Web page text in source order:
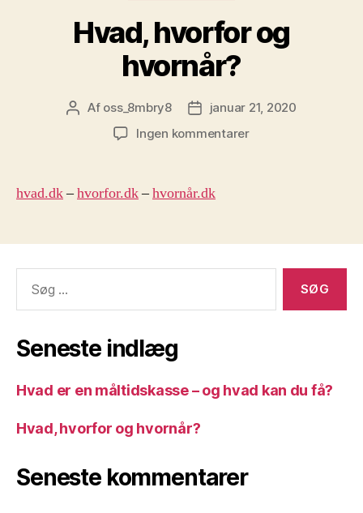
Hvad, hvorfor og
hvornår?
Indlægsforfatter
Af oss_8mbry8 Indlægsdato
januar 21, 2020
Ingen kommentarertil
hvad.dk–hvorfor.dk–hvornår.dk
efter:
Seneste indlæg
Hvad er en måltidskasse – og hvad kan du få?
Hvad, hvorfor og hvornår?
Seneste kommentarer